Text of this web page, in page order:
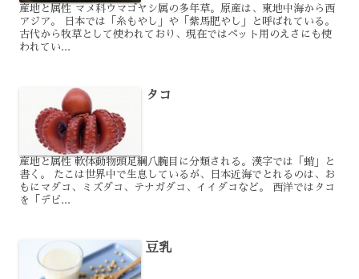
産地と属性 マメ科ウマゴヤシ属の多年草。原産は、東地中海から西
アジア。 日本では「糸もやし」や「紫馬肥やし」と呼ばれている。
古代から牧草として使われており、現在ではペット用のえさにも使
われてい...
タコ
産地と属性 軟体動物頭足綱八腕目に分類される。漢字では「蛸」と
書く。 たこは世界中で生息しているが、日本近海でとれるのは、お
もにマダコ、ミズダコ、テナガダコ、イイダコなど。 西洋ではタコ
を「デビ...
豆乳